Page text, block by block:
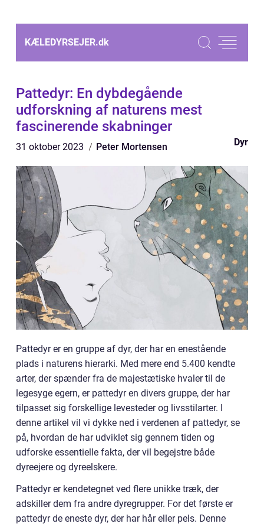
KÆLEDYRSEJER.dk
Pattedyr: En dybdegående
udforskning af naturens mest
fascinerende skabninger
31 oktober 2023 Peter Mortensen Dyr
Pattedyr er en gruppe af dyr, der har en enestående
plads i naturens hierarki. Med mere end 5.400 kendte
arter, der spænder fra de majestætiske hvaler til de
legesyge egern, er pattedyr en divers gruppe, der har
tilpasset sig forskellige levesteder og livsstilarter. I
denne artikel vil vi dykke ned i verdenen af pattedyr, se
på, hvordan de har udviklet sig gennem tiden og
udforske essentielle fakta, der vil begejstre både
dyreejere og dyreelskere.
Pattedyr er kendetegnet ved flere unikke træk, der
adskiller dem fra andre dyregrupper. For det første er
pattedyr de eneste dyr, der har hår eller pels. Denne